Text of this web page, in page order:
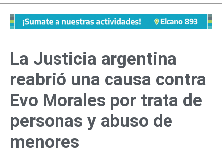
La Justicia argentina
reabrió una causa contra
Evo Morales por trata de
personas y abuso de
menores